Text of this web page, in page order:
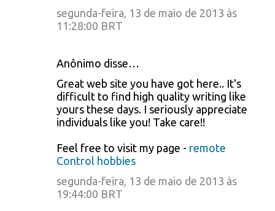
segunda-feira, 13 de maio de 2013 às
11:28:00 BRT
Anônimo disse…
Great web site you have got here.. It's
difficult to find high quality writing like
yours these days. I seriously appreciate
individuals like you! Take care!!
Feel free to visit my page - remote
Control hobbies
segunda-feira, 13 de maio de 2013 às
19:44:00 BRT